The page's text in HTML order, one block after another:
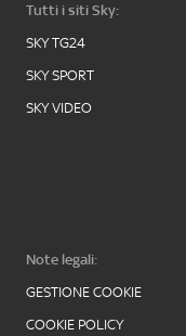
Tutti i siti Sky:
SKY TG24
SKY SPORT
SKY VIDEO
Note legali:
GESTIONE COOKIE
COOKIE POLICY